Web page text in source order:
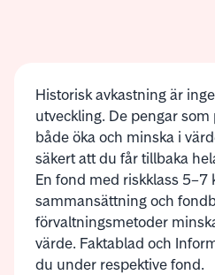
Historisk avkastning är
utveckling. De pengar
både öka och minska i
säkert att du får tillbaka
En fond med riskklass 5–7
sammansättning och
förvaltningsmetoder
värde. Faktablad och
du under respektive fond.